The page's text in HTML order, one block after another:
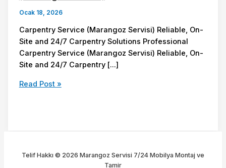
Ocak 18, 2026
Carpentry Service (Marangoz Servisi) Reliable, On-
Site and 24/7 Carpentry Solutions Professional
Carpentry Service (Marangoz Servisi) Reliable, On-
Site and 24/7 Carpentry […]
Read Post »
Telif Hakkı © 2026 Marangoz Servisi 7/24 Mobilya Montaj ve
Tamir